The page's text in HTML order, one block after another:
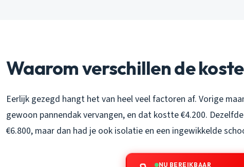
Waarom verschillen de
Eerlijk gezegd hangt het van heel veel factoren af. Vorige
gewoon pannendak vervangen, en dat kostte €4.200.
€6.800, maar dan had je ook isolatie en een ingewikkelde
NU BEREIKBAAR